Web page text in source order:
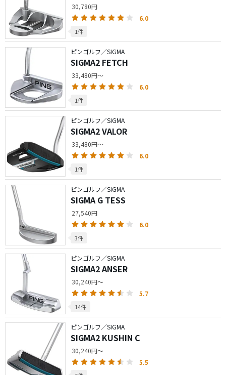
30,780円
6.0
1件
ピンゴルフ／SIGMA
SIGMA2 FETCH
33,480円～
6.0
1件
ピンゴルフ／SIGMA
SIGMA2 VALOR
33,480円～
6.0
1件
ピンゴルフ／SIGMA
SIGMA G TESS
27,540円
6.0
3件
ピンゴルフ／SIGMA
SIGMA2 ANSER
30,240円～
5.7
14件
ピンゴルフ／SIGMA
SIGMA2 KUSHIN C
30,240円～
5.5